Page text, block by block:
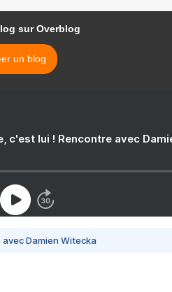
sur Overblog
un blog
c'est lui ! Rencontre avec
Damien Witecka